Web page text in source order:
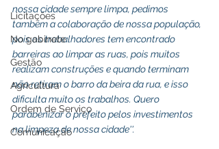
Licitações
No gabinete
Gestão
Agricultura
Ordem de Serviço
Comunicação
nossa cidade sempre limpa, pedimos
também a colaboração de nossa população,
pois os trabalhadores tem encontrado
barreiras ao limpar as ruas, pois muitos
realizam construções e quando terminam
não retiram o barro da beira da rua, e isso
dificulta muito os trabalhos. Quero
parabenizar o prefeito pelos investimentos
na limpeza de nossa cidade''.